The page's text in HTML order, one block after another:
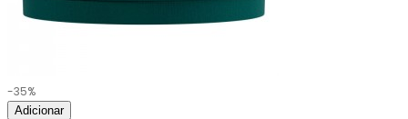
-35%
Adicionar